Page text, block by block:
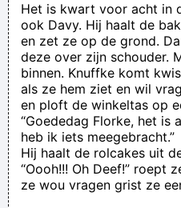
Het is kwart voor acht in
ook Davy. Hij haalt de
en zet ze op de grond.
deze over zijn schouder.
binnen. Knuffke komt
als ze hem ziet en wil
en ploft de winkeltas op
“Goededag Florke, het is
heb ik iets meegebracht.”
Hij haalt de rolcakes uit
“Oooh!!! Oh Deef!” roept
ze wou vragen grist ze